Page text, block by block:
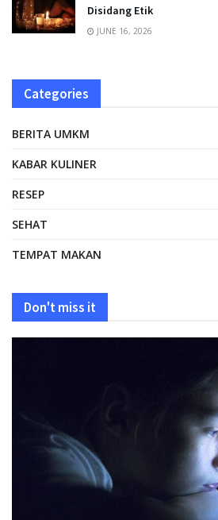
Disidang Etik
JUNE 16, 2026
Categories
BERITA UMKM
KABAR KULINER
RESEP
SEHAT
TEMPAT MAKAN
Don't miss it